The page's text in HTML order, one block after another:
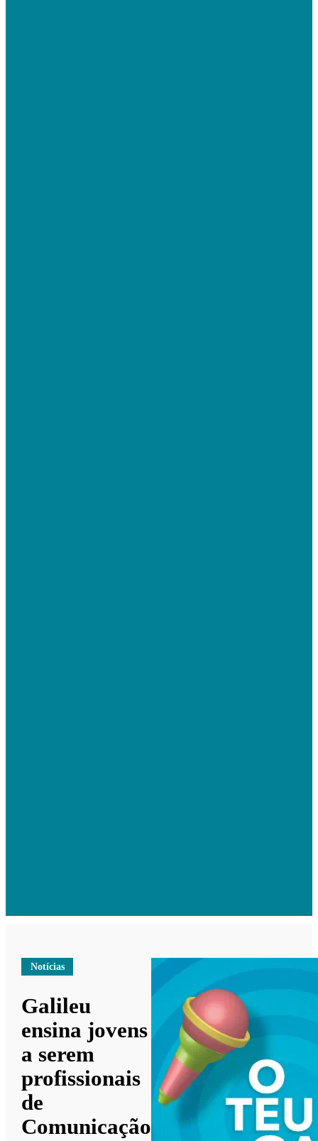
Notícias
Galileu
ensina jovens
a serem
profissionais
de
Comunicação